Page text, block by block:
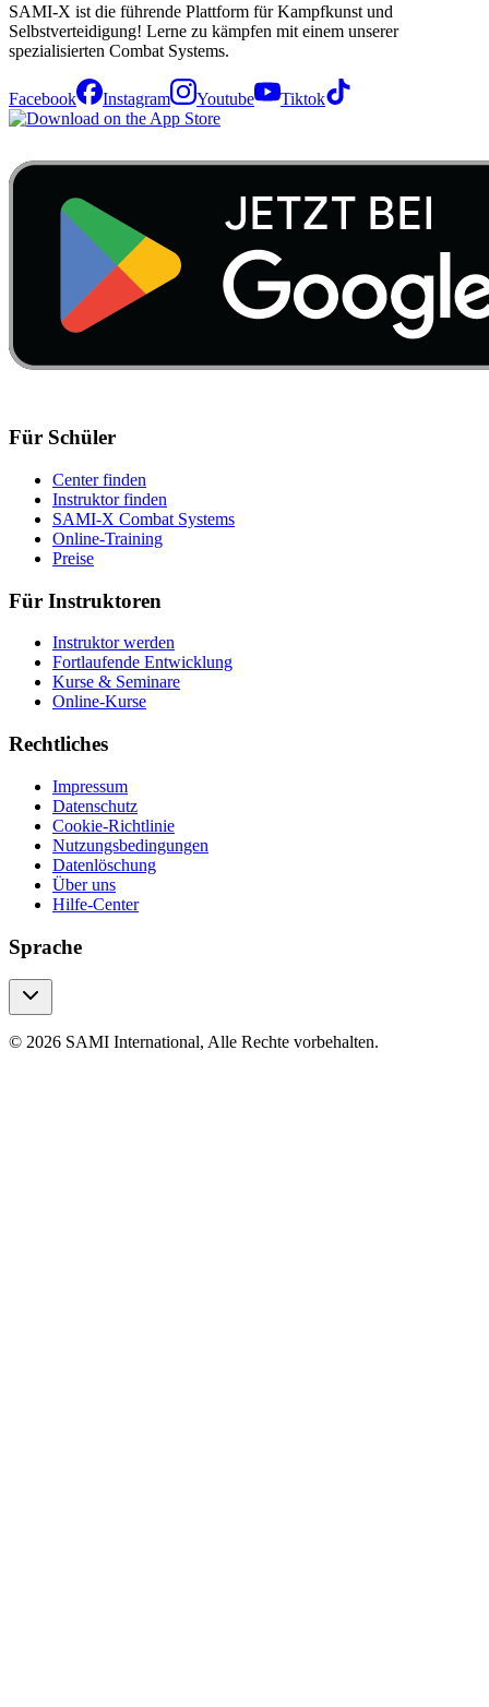
SAMI-X ist die führende Plattform für Kampfkunst und
Selbstverteidigung! Lerne zu kämpfen mit einem unserer
spezialisierten Combat Systems.
Facebook Instagram Youtube Tiktok
Für Schüler
Center finden
Instruktor finden
SAMI-X Combat Systems
Online-Training
Preise
Für Instruktoren
Instruktor werden
Fortlaufende Entwicklung
Kurse & Seminare
Online-Kurse
Rechtliches
Impressum
Datenschutz
Cookie-Richtlinie
Nutzungsbedingungen
Datenlöschung
Über uns
Hilfe-Center
Sprache
© 2026 SAMI International, Alle Rechte vorbehalten.